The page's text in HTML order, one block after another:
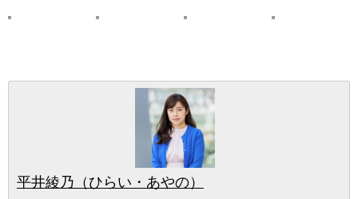
平井綾乃（ひらい・あやの）